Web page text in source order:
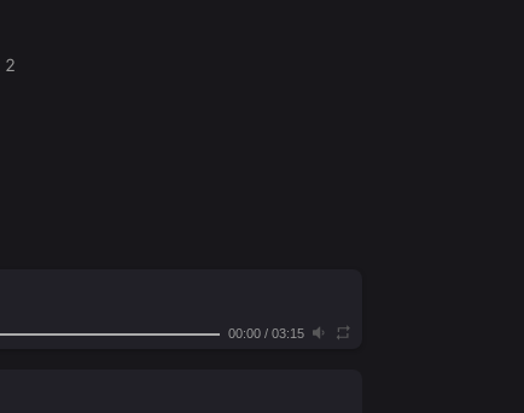
2
00:00/ 03:15